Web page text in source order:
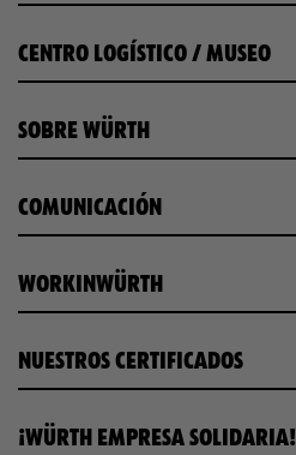
CENTRO LOGÍSTICO / MUSEO
SOBRE WÜRTH
COMUNICACIÓN
WORKINWÜRTH
NUESTROS CERTIFICADOS
¡WÜRTH EMPRESA SOLIDARIA!